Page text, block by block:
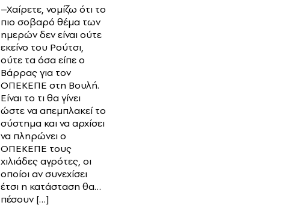
–Χαίρετε, νομίζω ότι το
πιο σοβαρό θέμα των
ημερών δεν είναι ούτε
εκείνο του Ρούτσι,
ούτε τα όσα είπε ο
Βάρρας για τον
ΟΠΕΚΕΠΕ στη Βουλή.
Είναι το τι θα γίνει
ώστε να απεμπλακεί το
σύστημα και να αρχίσει
να πληρώνει ο
ΟΠΕΚΕΠΕ τους
χιλιάδες αγρότες, οι
οποίοι αν συνεχίσει
έτσι η κατάσταση θα…
πέσουν […]